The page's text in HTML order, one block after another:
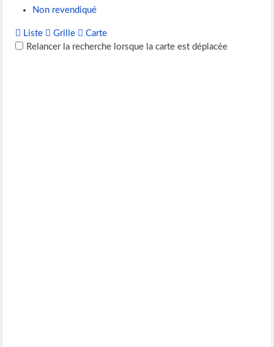
Non revendiqué
Liste Grille
Carte
Relancer la recherche lorsque la carte est déplacée